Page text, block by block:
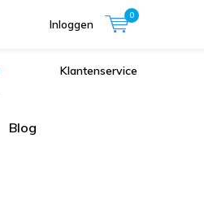
Inloggen
0
Klantenservice
Blog